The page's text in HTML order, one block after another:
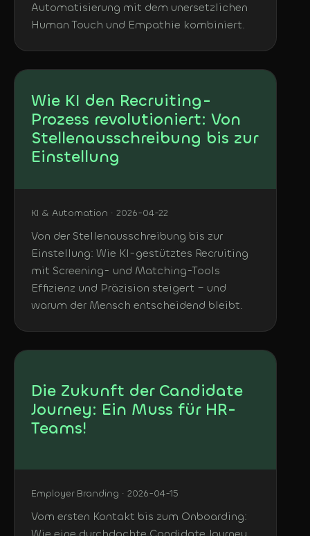
Automatisierung mit dem unersetzlichen
Human Touch und Empathie kombiniert.
Wie KI den Recruiting-
Prozess revolutioniert: Von
Stellenausschreibung bis zur
Einstellung
KI & Automation · 2026-04-22
Von der Stellenausschreibung bis zur
Einstellung: Wie KI-gestütztes Recruiting
mit Screening- und Matching-Tools
Effizienz und Präzision steigert – und
warum der Mensch entscheidend bleibt.
Die Zukunft der Candidate
Journey: Ein Muss für HR-
Teams!
Employer Branding · 2026-04-15
Vom ersten Kontakt bis zum Onboarding: